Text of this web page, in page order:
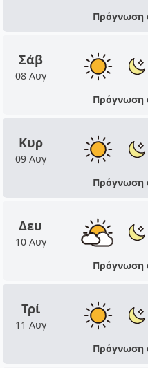
Πρόγνωση
Σάβ
08 Αυγ
Πρόγνωση
Κυρ
09 Αυγ
Πρόγνωση
Δευ
10 Αυγ
Πρόγνωση
Τρί
11 Αυγ
Πρόγνωση